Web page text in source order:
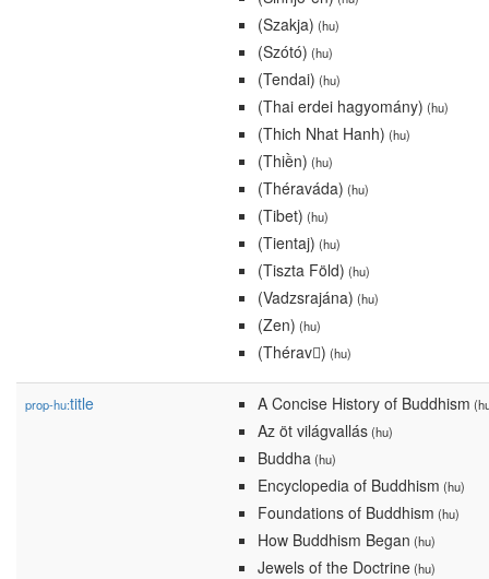
(Szakja) (hu)
(Szótó) (hu)
(Tendai) (hu)
(Thai erdei hagyomány) (hu)
(Thich Nhat Hanh) (hu)
(Thiền) (hu)
(Théraváda) (hu)
(Tibet) (hu)
(Tientaj) (hu)
(Tiszta Föld) (hu)
(Vadzsrajána) (hu)
(Zen) (hu)
(Thérav) (hu)
prop-hu:title A Concise History of Buddhism
Az öt világvallás(hu)
Buddha(hu)
Encyclopedia of Buddhism (hu)
Foundations of Buddhism (hu)
How Buddhism Began (hu)
Jewels of the Doctrine(hu)